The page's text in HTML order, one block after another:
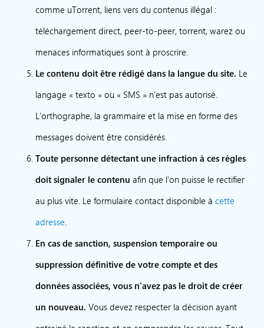
comme uTorrent, liens vers du contenus illégal :
téléchargement direct, peer-to-peer, torrent, warez ou
menaces informatiques sont à proscrire.
Le contenu doit être rédigé dans la langue du site. Le
langage « texto » ou « SMS » n'est pas autorisé.
L'orthographe, la grammaire et la mise en forme des
messages doivent être considérés.
Toute personne détectant une infraction à ces règles
doit signaler le contenu afin que l'on puisse le rectifier
au plus vite. Le formulaire contact disponible à cette
adresse
En cas de sanction, suspension temporaire ou
suppression définitive de votre compte et des
données associées, vous n'avez pas le droit de créer
un nouveau. Vous devez respecter la décision ayant